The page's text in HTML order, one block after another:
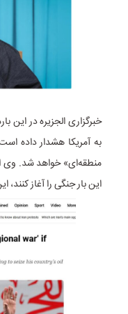
خبرگزاری الجزیره در این
به آمریکا هشدار داده
منطقه‌ای» خواهد شد. وی
این بار جنگی را آغاز